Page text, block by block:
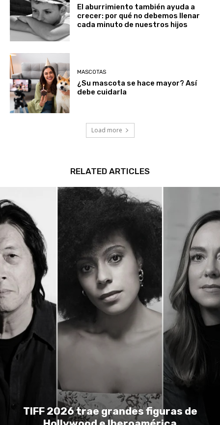
El aburrimiento también ayuda a
crecer: por qué no debemos llenar
cada minuto de nuestros hijos
MASCOTAS
¿Su mascota se hace mayor? Así
Load more
TIFF 2026 trae grandes figuras de